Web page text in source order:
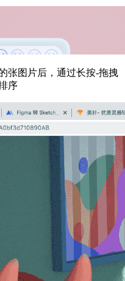
张图片后，通过长按-拖拽
序